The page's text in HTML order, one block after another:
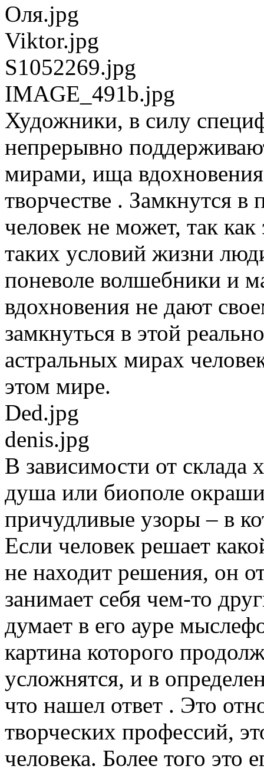
Оля.jpg
Viktor.jpg
S1052269.jpg
IMAGE_491b.jpg
Художники, в силу
непрерывно
мирами, ища
творчестве . Замкнутся в
человек не может, так
таких условий жизни
поневоле волшебники и
вдохновения не дают
замкнуться в этой
астральных мирах
этом мире.
Ded.jpg
denis.jpg
В зависимости от склада
душа или биополе
причудливые узоры – в
Если человек решает
не находит решения, он
занимает себя чем-то
думает в его ауре
картина которого
усложнятся, и в
что нашел ответ . Это
творческих профессий,
человека. Более того это